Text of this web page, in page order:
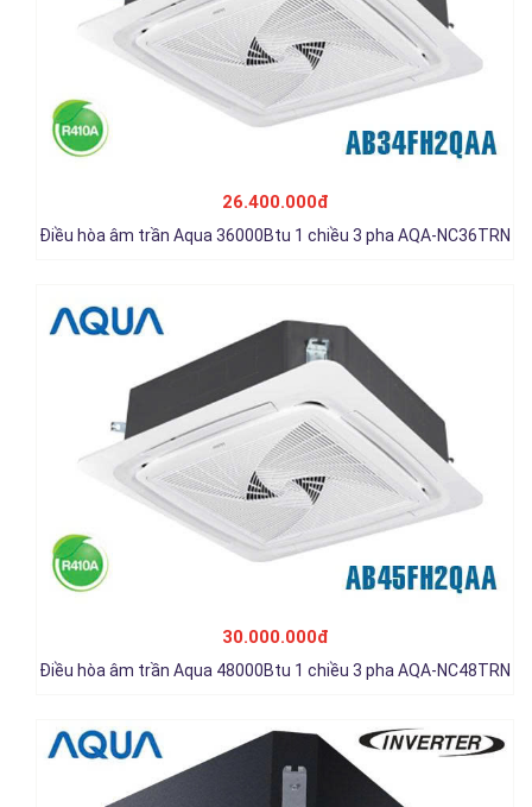
26.400.000đ
Điều hòa âm trần Aqua 36000Btu 1 chiều 3 pha AQA-NC36TRN
30.000.000đ
Điều hòa âm trần Aqua 48000Btu 1 chiều 3 pha AQA-NC48TRN
Điều hòa âm trần Aqua 48000Btu 1 chiều 3 pha AQA-NC48TRN
30.000.000đ
Chi tiết
Điều hòa âm trần Aqua inverter 18000Btu 1 chiều 1 pha
22.850.000đ
Chi tiết